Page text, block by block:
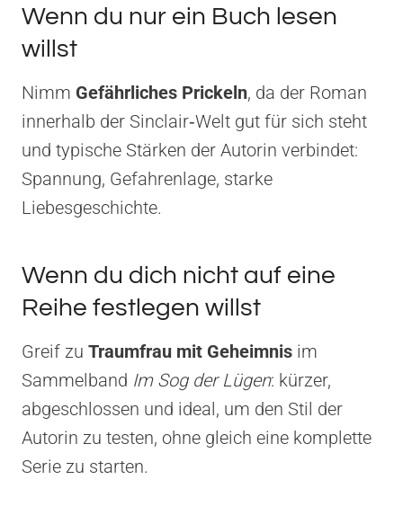
Wenn du nur ein Buch lesen
willst
Nimm Gefährliches Prickeln, da der Roman
innerhalb der Sinclair‑Welt gut für sich steht
und typische Stärken der Autorin verbindet:
Spannung, Gefahrenlage, starke
Liebesgeschichte.
Wenn du dich nicht auf eine
Reihe festlegen willst
Greif zu Traumfrau mit Geheimnis im
Sammelband Im Sog der Lügen: kürzer,
abgeschlossen und ideal, um den Stil der
Autorin zu testen, ohne gleich eine komplette
Serie zu starten.